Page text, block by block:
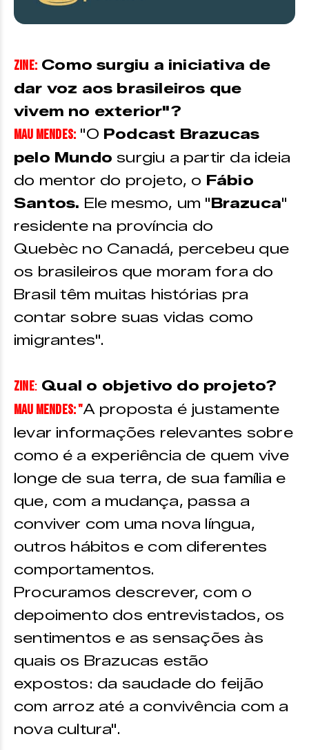
ZINE: Como surgiu a iniciativa de
dar voz aos brasileiros que
vivem no exterior"?
Mau Mendes: "O Podcast Brazucas
pelo Mundo surgiu a partir da ideia
do mentor do projeto, o Fábio
Santos. Ele mesmo, um "Brazuca"
residente na província do
Quebèc no Canadá, percebeu que
os brasileiros que moram fora do
Brasil têm muitas histórias pra
contar sobre suas vidas como
imigrantes".
ZINE: Qual o objetivo do projeto?
Mau Mendes: "A proposta é justamente
levar informações relevantes sobre
como é a experiência de quem vive
longe de sua terra, de sua família e
que, com a mudança, passa a
conviver com uma nova língua,
outros hábitos e com diferentes
comportamentos.
Procuramos descrever, com o
depoimento dos entrevistados, os
sentimentos e as sensações às
quais os Brazucas estão
expostos: da saudade do feijão
com arroz até a convivência com a
nova cultura".